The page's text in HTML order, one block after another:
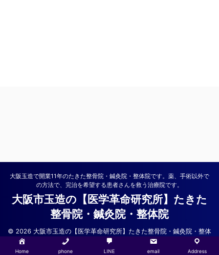
大阪玉造で開業11年のたきた整骨院・鍼灸院・整体院です。薬、手術以外で
の方法で、完治を希望する患者さんを救う治療院です。
大阪市玉造の【医学革命研究所】たきた
整骨院・鍼灸院・整体院
© 2026 大阪市玉造の【医学革命研究所】たきた整骨院・鍼灸院・整体
院
Home phone LINE email Address